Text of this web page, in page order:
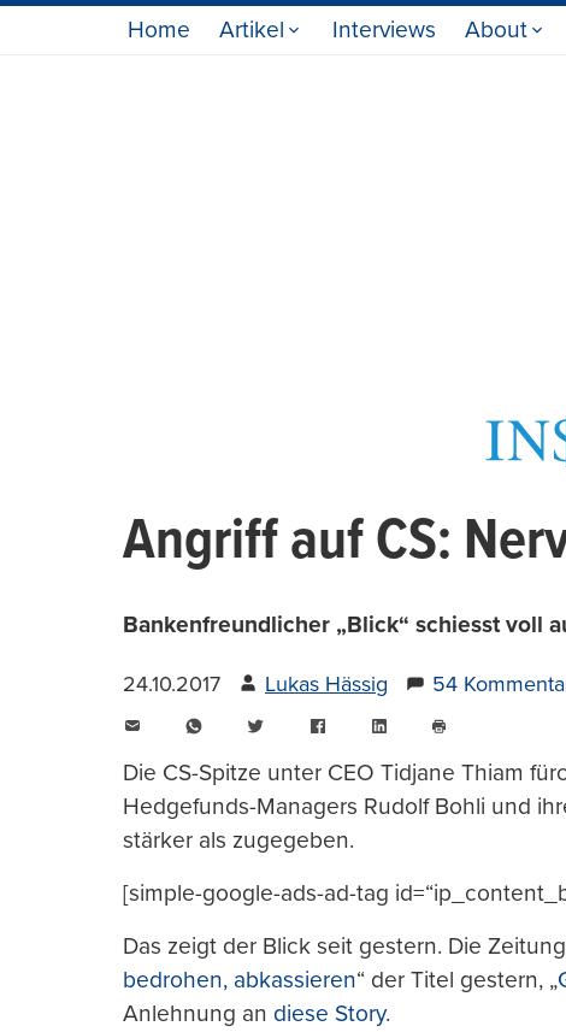
Home Artikel Interviews About
Angriff auf CS:
Bankenfreundlicher „Blick“ schiesst voll
24.10.2017 Lukas Hässig 54
WhatsAppTwitter FacebookLinkedIn
drucken
Die CS-Spitze unter CEO Tidjane Thiam
Hedgefunds-Managers Rudolf Bohli und
stärker als zugegeben.
[simple-google-ads-ad-tag
Das zeigt der Blick seit gestern. Die
bedrohen, abkassieren“ der Titel gestern, „
Anlehnung an diese Story.